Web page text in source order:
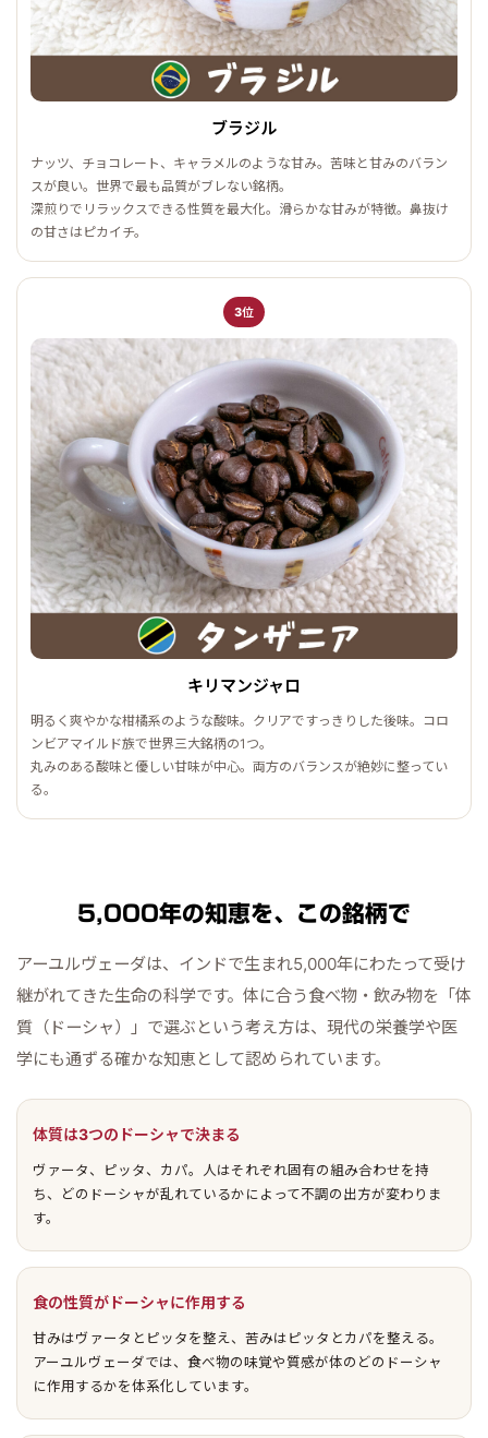
ブラジル
ナッツ、チョコレート、キャラメルのような甘み。苦味と甘みのバラン
スが良い。世界で最も品質がブレない銘柄。
深煎りでリラックスできる性質を最大化。滑らかな甘みが特徴。鼻抜け
の甘さはピカイチ。
3位
キリマンジャロ
明るく爽やかな柑橘系のような酸味。クリアですっきりした後味。コロ
ンビアマイルド族で世界三大銘柄の1つ。
丸みのある酸味と優しい甘味が中心。両方のバランスが絶妙に整ってい
る。
5,000年の知恵を、この銘柄で
アーユルヴェーダは、インドで生まれ5,000年にわたって受け
継がれてきた生命の科学です。体に合う食べ物・飲み物を「体
質（ドーシャ）」で選ぶという考え方は、現代の栄養学や医
学にも通ずる確かな知恵として認められています。
体質は3つのドーシャで決まる
ヴァータ、ピッタ、カパ。人はそれぞれ固有の組み合わせを持
ち、どのドーシャが乱れているかによって不調の出方が変わりま
す。
食の性質がドーシャに作用する
甘みはヴァータとピッタを整え、苦みはピッタとカパを整える。
アーユルヴェーダでは、食べ物の味覚や質感が体のどのドーシャ
に作用するかを体系化しています。